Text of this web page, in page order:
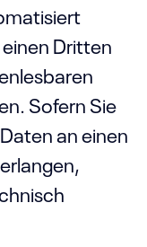
Dritten
Sofern Sie
an einen